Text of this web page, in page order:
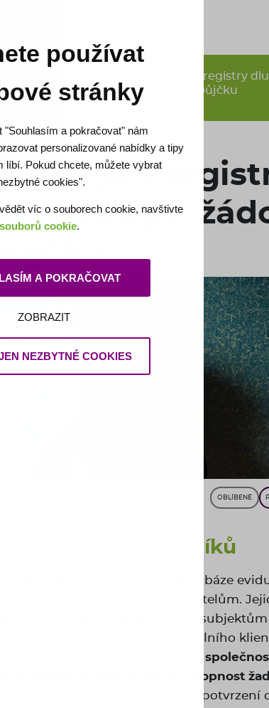
používat
stránky
"Souhlasím a pokračovat" nám
personalizované nabídky a tipy
líbí. Pokud chcete, můžete vybrat
cookies".
víc o souborech cookie, navštivte
cookie.
A POKRAČOVAT
ZOBRAZIT
NEZBYTNÉ COOKIES
Oblíbené
Jak to je s registry
žádosti o půjčku
to je s
při
OBLÍBENÉ
na registry dlužníků
o kterých je řeč, jsou databáze
osob i organizací vůči věřitelům.
bankám i nebankovním
resp. bonitu potenciálního
nahlíží většina úvěrových
ukládá důsledně ověřit schopnost
. Vedle potvrzení